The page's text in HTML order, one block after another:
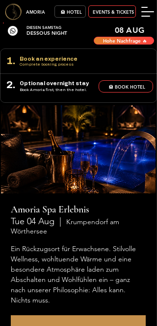
AMORIA 🏨 HOTEL EVENTS & TICKETS
DIESEN SAMSTAG
DESSOUS NIGHT 08 AUG
Hohe Nachfrage 🔥
1. Book an experience
Complete booking process
2. Optional overnight stay
Book Amoria first, then the hotel.
🏨 BOOK HOTEL
Amoria Spa Erlebnis
Tue 04 Aug
Krumpendorf am
Wörthersee
Ein Rückzugsort für Erwachsene. Stilvolle
Wellness, wohltuende Wärme und eine
besondere Atmosphäre laden zum
Abschalten und Wohlfühlen ein – ganz
nach unserer Philosophie: Alles kann.
Nichts muss.